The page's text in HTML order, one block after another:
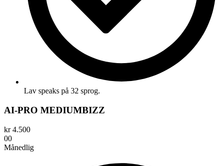
Lav speaks på 32 sprog.
AI-PRO MEDIUMBIZZ
kr 4.500
00
Månedlig